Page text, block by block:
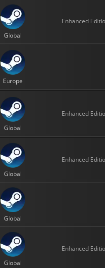
Global
Enhanced
Europe
Global
Enhanced
Global
Enhanced
Global
Global
Enhanced